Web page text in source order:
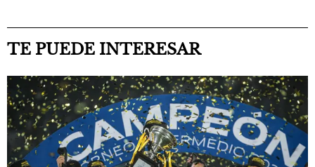
TE PUEDE INTERESAR